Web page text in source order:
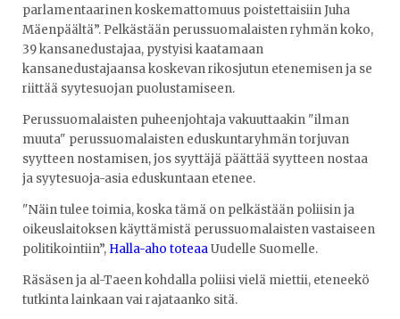
parlamentaarinen koskemattomuus poistettaisiin Juha
Mäenpäältä”. Pelkästään perussuomalaisten ryhmän koko,
39 kansanedustajaa, pystyisi kaatamaan
kansanedustajaansa koskevan rikosjutun etenemisen ja se
riittää syytesuojan puolustamiseen.
Perussuomalaisten puheenjohtaja vakuuttaakin "ilman
muuta" perussuomalaisten eduskuntaryhmän torjuvan
syytteen nostamisen, jos syyttäjä päättää syytteen nostaa
ja syytesuoja-asia eduskuntaan etenee.
"Näin tulee toimia, koska tämä on pelkästään poliisin ja
oikeuslaitoksen käyttämistä perussuomalaisten vastaiseen
politikointiin”, Halla-aho toteaaUudelle Suomelle.
Räsäsen ja al-Taeen kohdalla poliisi vielä miettii, eteneekö
tutkinta lainkaan vai rajataanko sitä.